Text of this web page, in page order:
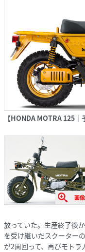
【HONDA MOTRA 125｜
画
放っていた。生産終了後
を受け継いだスクーター
が2周回って、再びモトラ